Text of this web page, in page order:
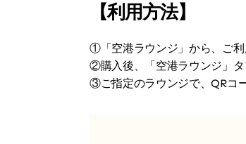
【利用方法】
①「空港ラウンジ」から、ご
②購入後、「空港ラウンジ」
③ご指定のラウンジで、QRコ